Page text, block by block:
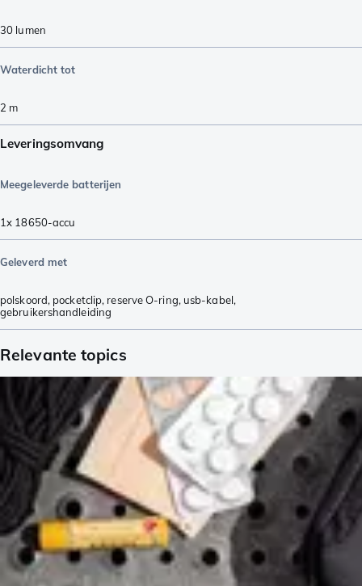
30 lumen
Waterdicht tot
2 m
Leveringsomvang
Meegeleverde batterijen
1x 18650-accu
Geleverd met
polskoord, pocketclip, reserve O-ring, usb-kabel,
gebruikershandleiding
Relevante topics